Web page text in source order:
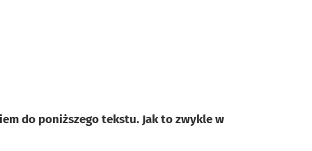
do poniższego tekstu. Jak to zwykle w